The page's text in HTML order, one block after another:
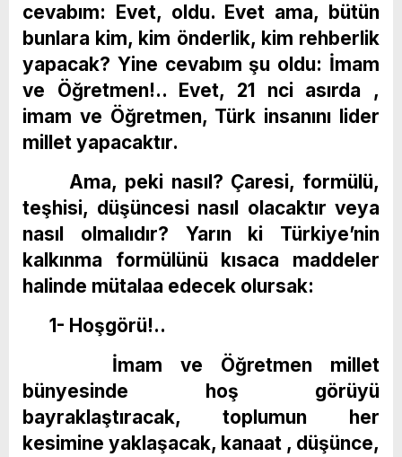
cevabım: Evet, oldu. Evet ama, bütün
bunlara kim, kim önderlik, kim rehberlik
yapacak? Yine cevabım şu oldu: İmam
ve Öğretmen!.. Evet, 21 nci asırda ,
imam ve Öğretmen, Türk insanını lider
millet yapacaktır.
Ama, peki nasıl? Çaresi, formülü,
teşhisi, düşüncesi nasıl olacaktır veya
nasıl olmalıdır? Yarın ki Türkiye’nin
kalkınma formülünü kısaca maddeler
halinde mütalaa edecek olursak:
1- Hoşgörü!..
İmam ve Öğretmen millet
bünyesinde hoş görüyü
bayraklaştıracak, toplumun her
kesimine yaklaşacak, kanaat , düşünce,